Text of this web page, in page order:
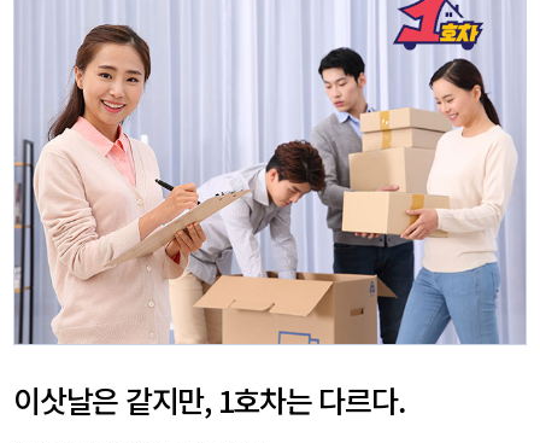
이삿날은 같지만, 1호차는 다르다.